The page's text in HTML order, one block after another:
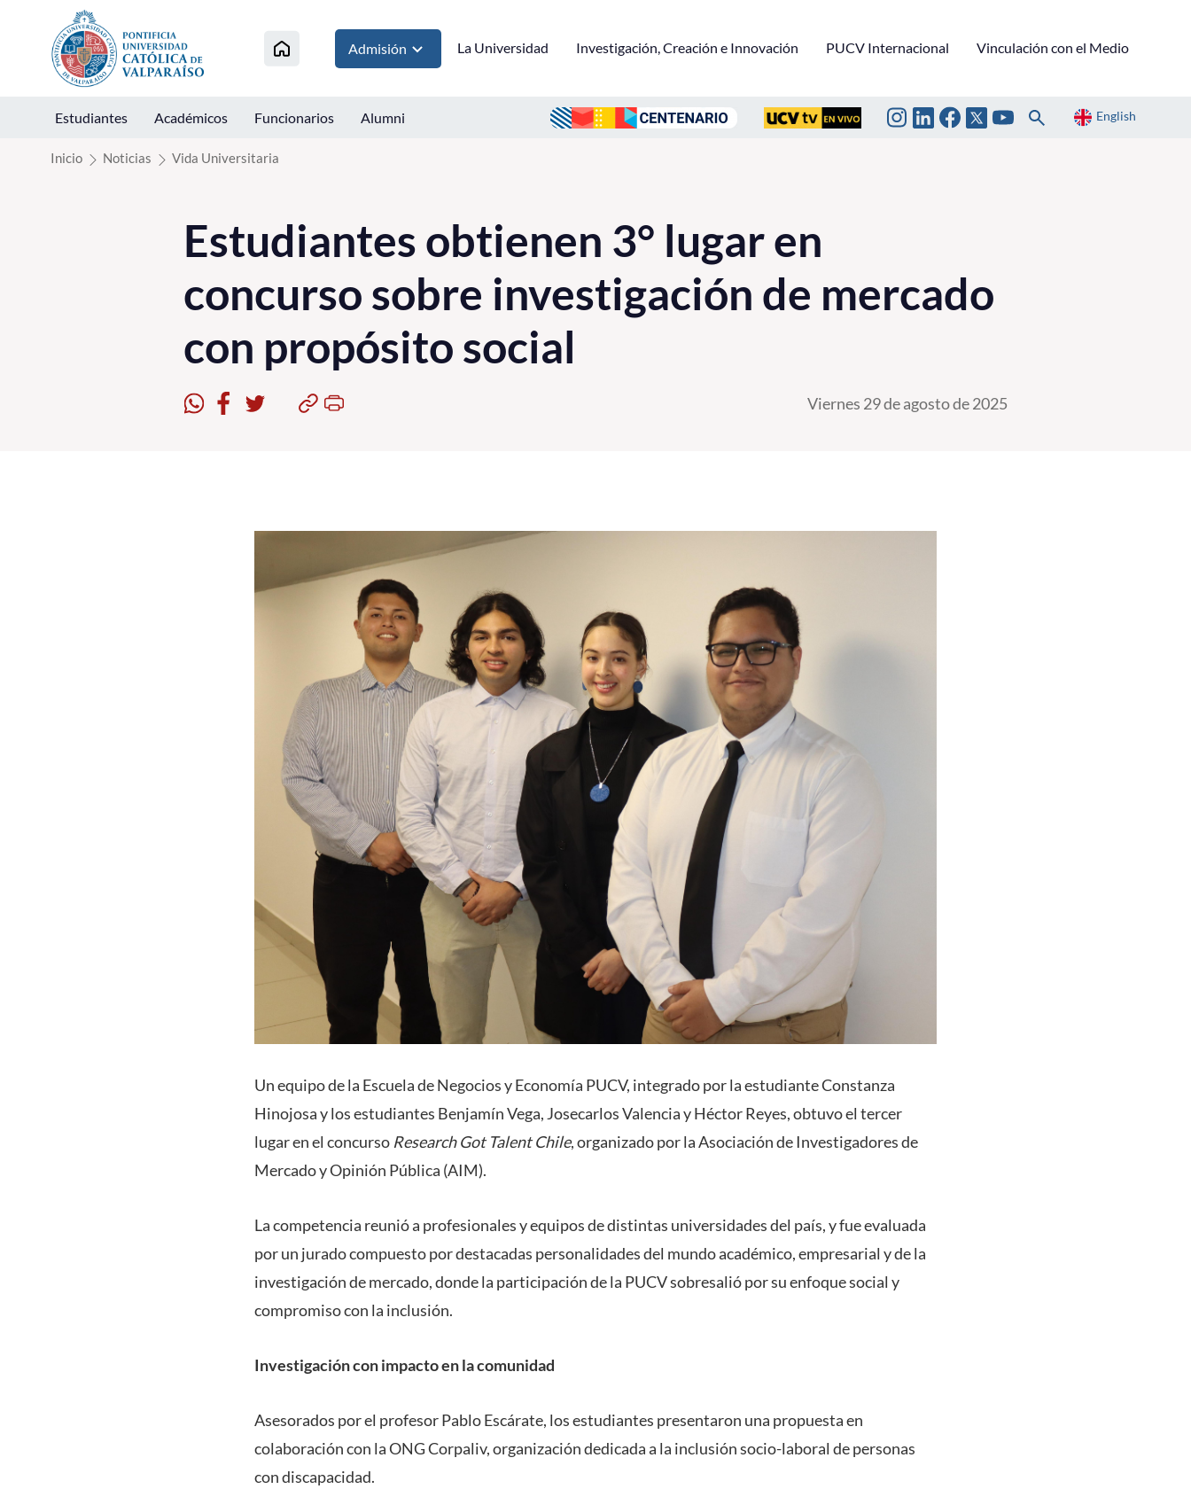
Click acá para ir directamente al contenido
Admisión La Universidad Investigación, Creación e Innovación PUCV Internacional Vinculación con el Medio
Estudiantes Académicos Funcionarios Alumni English
Inicio Noticias Vida Universitaria
Estudiantes obtienen 3° lugar en
concurso sobre investigación de mercado
con propósito social
Viernes 29 de agosto de 2025
Un equipo de la Escuela de Negocios y Economía PUCV, integrado por la estudiante Constanza
Hinojosa y los estudiantes Benjamín Vega, Josecarlos Valencia y Héctor Reyes, obtuvo el tercer
lugar en el concurso Research Got Talent Chile, organizado por la Asociación de Investigadores de
Mercado y Opinión Pública (AIM).
La competencia reunió a profesionales y equipos de distintas universidades del país, y fue evaluada
por un jurado compuesto por destacadas personalidades del mundo académico, empresarial y de la
investigación de mercado, donde la participación de la PUCV sobresalió por su enfoque social y
compromiso con la inclusión.
Investigación con impacto en la comunidad
Asesorados por el profesor Pablo Escárate, los estudiantes presentaron una propuesta en
colaboración con la ONG Corpaliv, organización dedicada a la inclusión socio-laboral de personas
con discapacidad.